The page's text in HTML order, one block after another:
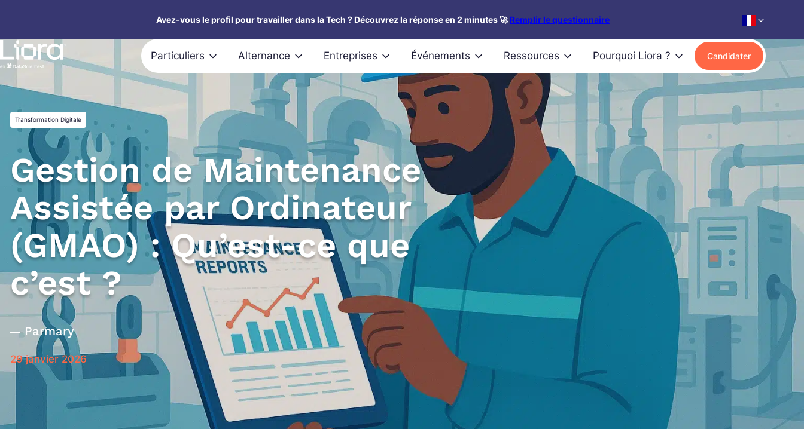
contenu
Avez-vous le profil pour travailler dans la Tech ? Découvrez la réponse en 2 minutes 🚀Remplir le questionnaire
Particuliers Alternance Entreprises Événements Ressources Pourquoi Liora ? Candidater
Transformation Digitale
Gestion de Maintenance
Assistée par Ordinateur
(GMAO) : Qu’est-ce que
c’est ?
Parmary
29 janvier 2026